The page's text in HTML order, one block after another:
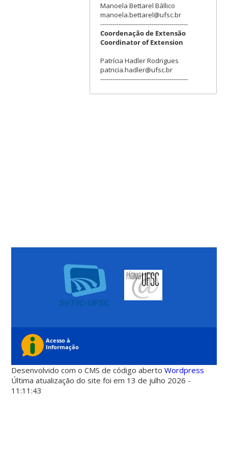
Manoela Bettarel Bállico
manoela.bettarel@ufsc.br
-------------------------------------------
Coordenação de Extensão
Coordinator of Extension
Patrícia Hadler Rodrigues
patricia.hadler@ufsc.br
-------------------------------------------
Desenvolvido com o CMS de código abertoWordpress
Última atualização do site foi em 13 de julho 2026 -
11:11:43